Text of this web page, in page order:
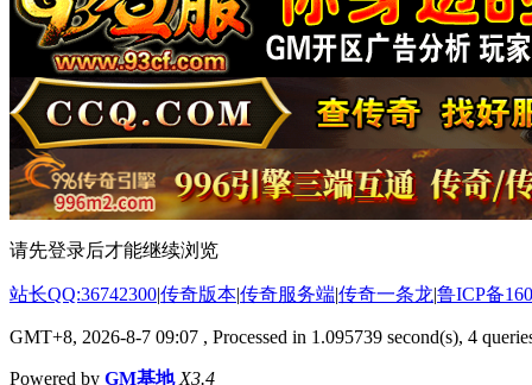
请先登录后才能继续浏览
站长QQ:36742300|传奇版本|传奇服务端|传奇一条龙|鲁ICP备
GMT+8, 2026-8-7 09:07 , Processed in 1.095739 second(s), 4
Powered by GM基地 X3.4